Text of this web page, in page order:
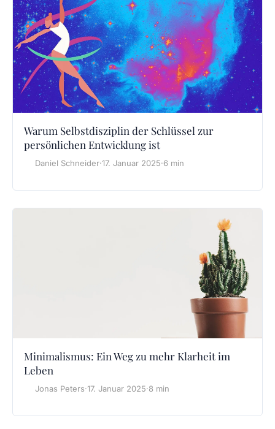
Warum Selbstdisziplin der Schlüssel zur
persönlichen Entwicklung ist
Daniel Schneider·17. Januar 2025·6 min
Minimalismus: Ein Weg zu mehr Klarheit im
Leben
Jonas Peters·17. Januar 2025·8 min